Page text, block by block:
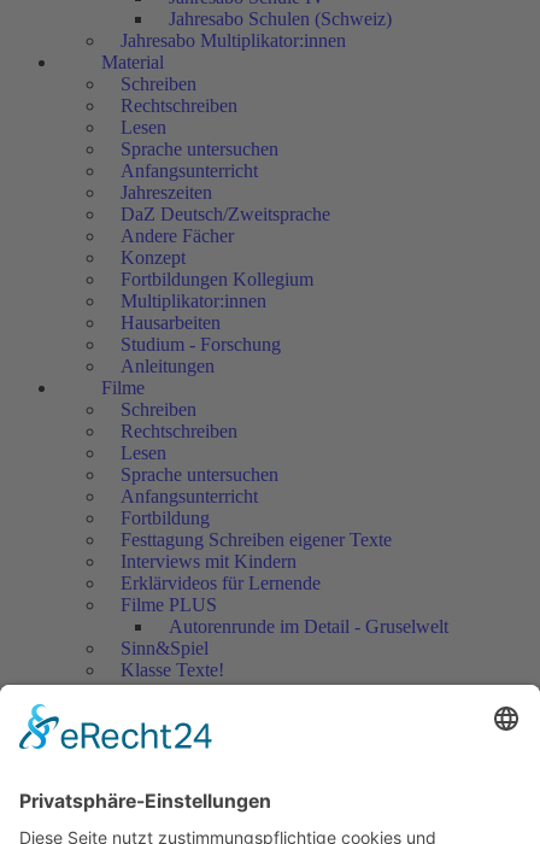
Jahresabo Schulen (Schweiz)
Jahresabo Multiplikator:innen
Material
Schreiben
Rechtschreiben
Lesen
Sprache untersuchen
Anfangsunterricht
Jahreszeiten
DaZ Deutsch/Zweitsprache
Andere Fächer
Konzept
Fortbildungen Kollegium
Multiplikator:innen
Hausarbeiten
Studium - Forschung
Anleitungen
Filme
Schreiben
Rechtschreiben
Lesen
Sprache untersuchen
Anfangsunterricht
Fortbildung
Festtagung Schreiben eigener Texte
Interviews mit Kindern
Erklärvideos für Lernende
Filme PLUS
Autorenrunde im Detail - Gruselwelt
Sinn&Spiel
Klasse Texte!
Filmausschnitte Grundschule
Jedes Kind wertschätzen!
Artikel